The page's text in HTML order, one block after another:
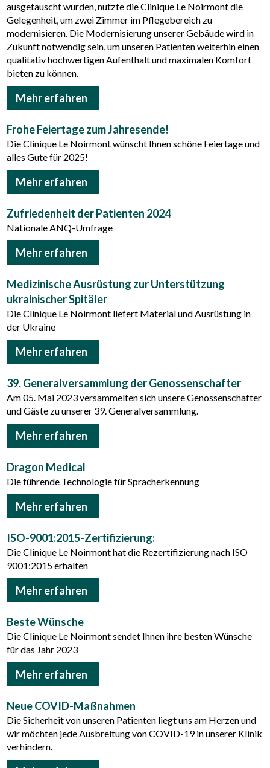
ausgetauscht wurden, nutzte die Clinique Le Noirmont die
Gelegenheit, um zwei Zimmer im Pflegebereich zu
modernisieren. Die Modernisierung unserer Gebäude wird in
Zukunft notwendig sein, um unseren Patienten weiterhin einen
qualitativ hochwertigen Aufenthalt und maximalen Komfort
bieten zu können.
Mehr erfahren
Frohe Feiertage zum Jahresende!
Die Clinique Le Noirmont wünscht Ihnen schöne Feiertage und
alles Gute für 2025!
Mehr erfahren
Zufriedenheit der Patienten 2024
Nationale ANQ-Umfrage
Mehr erfahren
Medizinische Ausrüstung zur Unterstützung
ukrainischer Spitäler
Die Clinique Le Noirmont liefert Material und Ausrüstung in
der Ukraine
Mehr erfahren
39. Generalversammlung der Genossenschafter
Am 05. Mai 2023 versammelten sich unsere Genossenschafter
und Gäste zu unserer 39. Generalversammlung.
Mehr erfahren
Dragon Medical
Die führende Technologie für Spracherkennung
Mehr erfahren
ISO-9001:2015-Zertifizierung:
Die Clinique Le Noirmont hat die Rezertifizierung nach ISO
9001:2015 erhalten
Mehr erfahren
Beste Wünsche
Die Clinique Le Noirmont sendet Ihnen ihre besten Wünsche
für das Jahr 2023
Mehr erfahren
Neue COVID-Maßnahmen
Die Sicherheit von unseren Patienten liegt uns am Herzen und
wir möchten jede Ausbreitung von COVID-19 in unserer Klinik
verhindern.